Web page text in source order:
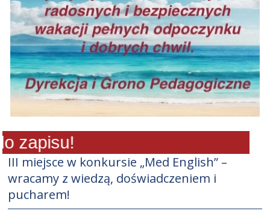
zapisu!
III miejsce w konkursie „Med English” –
wracamy z wiedzą, doświadczeniem i
pucharem!